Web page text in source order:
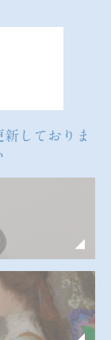
しておりま